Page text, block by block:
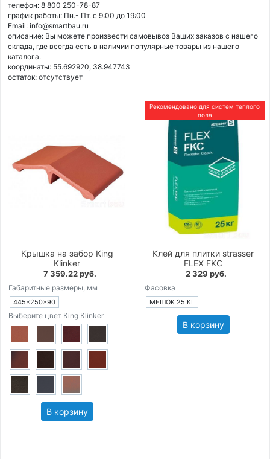
телефон: 8 800 250-78-87
график работы: Пн.- Пт. с 9:00 до 19:00
Email: info@smartbau.ru
описание: Вы можете произвести самовывоз Ваших заказов с нашего
склада, где всегда есть в наличии популярные товары из нашего
каталога.
координаты: 55.692920, 38.947743
остаток: отсутствует
Крышка на забор King
Klinker
7 359.22 руб.
Габаритные размеры, мм
445×250×90
Выберите цвет King Klinker
В корзину
Рекомендовано для систем теплого
пола
Клей для плитки strasser
FLEX FKC
2 329 руб.
Фасовка
МЕШОК 25 КГ
В корзину